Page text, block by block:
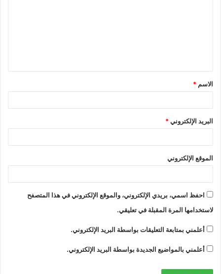
ق
*
الاسم *
البريد الإلكتروني*
الموقع الإلكتروني
احفظ اسمي، بريدي الإلكتروني، والموقع الإلكتروني في هذا المتصفح
لاستخدامها المرة المقبلة في تعليقي.
أعلمني بمتابعة التعليقات بواسطة البريد الإلكتروني.
أعلمني بالمواضيع الجديدة بواسطة البريد الإلكتروني.